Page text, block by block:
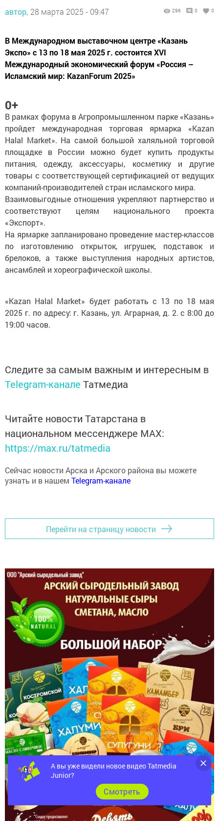
автор, 28 марта 2025 - 09:47 296 0 0
В Международном выставочном центре «Казань
Экспо» с 13 по 18 мая 2025 г. состоится ХVI
Международный экономический форум «Россия –
Исламский мир: KazanForum 2025»
0+
В рамках форума в Агропромышленном парке «Казань»
пройдет международная торговая ярмарка «Kazan
Halal Market». На самой большой халяльной торговой
площадке в России можно будет купить продукты
питания, одежду, аксессуары, косметику и другие
товары с соответствующей сертификацией от ведущих
компаний-производителей стран исламского мира.
Взаимовыгодные отношения укрепляют партнерство и
соответствуют целям национального проекта
«Экспорт».
На ярмарке запланировано проведение мастер-классов
по изготовлению открыток, игрушек, подставок и
брелоков, а также выступления народных артистов,
ансамблей и хореографической школы.
«Kazan Halal Market» будет работать с 13 по 18 мая
2025 г. по адресу: г. Казань, ул. Аграрная, д. 2. с 8:00 до
19:00 часов.
Следите за самым важным и интересным в
Telegram-канале Татмедиа
Читайте новости Татарстана в
национальном мессенджере MАХ:
https://max.ru/tatmedia
Сейчас новости Арска и Арского района вы можете
узнать и в нашем Telegram-канале
Перейти на страницу новости
А вы уже видели новое видео Tatmedia
Junior?
Cмотреть